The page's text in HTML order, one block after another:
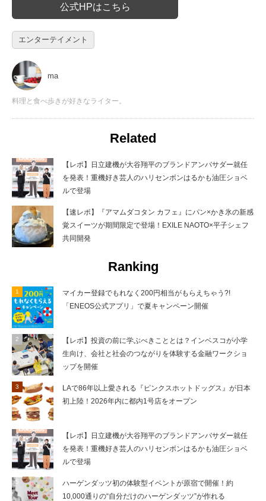
公式HPはこちら
エンターテイメント
ma
料理と食べ歩きが好きなライター。
Related
【レポ】日立建機が大谷翔平のブランドアンバサダー就任
を発表！重機好き芸人のハリセンボンはるかも油圧ショベ
ルで登場
【速レポ】『アマムダコタン カフェ』にパン×かき氷の新感
覚スイーツが期間限定で登場！EXILE NAOTO×平子シェフ
共同開発
Ranking
マイカー登録でもれなく200円相当がもらえちゃう?!
「ENEOS公式アプリ」で夏キャンペーン開催
【レポ】投資の前に学ぶべきこととは？インベスコが小学
生向け、会社と社会のつながりを体験する金融ワークショ
ップを開催
LAで86年以上愛される『ピンクスホットドッグス』が日本
初上陸！2026年内に都内1号店をオープン
【レポ】日立建機が大谷翔平のブランドアンバサダー就任
を発表！重機好き芸人のハリセンボンはるかも油圧ショベ
ルで登場
ハーゲンダッツ初の体験型イベントが原宿で開催！約
10,000通りの“自分だけのハーゲンダッツ”が作れる